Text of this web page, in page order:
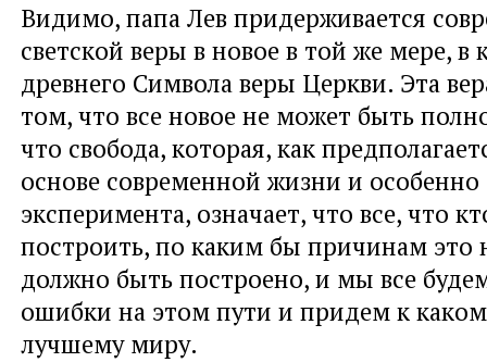
Видимо, папа Лев придерживается
светской веры в новое в той же мере, в
древнего Символа веры Церкви. Эта
том, что все новое не может быть
что свобода, которая, как
основе современной жизни и особенно
эксперимента, означает, что все, что
построить, по каким бы причинам это
должно быть построено, и мы все
ошибки на этом пути и придем к
лучшему миру.